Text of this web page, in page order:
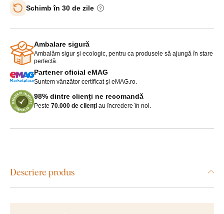
Schimb în 30 de zile
Ambalare sigură
Ambalăm sigur și ecologic, pentru ca produsele să ajungă în stare
perfectă.
Partener oficial eMAG
Suntem vânzător certificat și eMAG.ro.
98% dintre clienți ne recomandă
Peste 70.000 de clienți au încredere în noi.
Descriere produs